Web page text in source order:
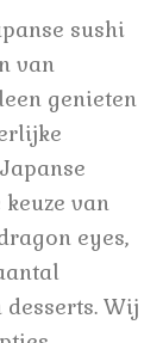
sushi
van
genieten
van
eyes,
Wij